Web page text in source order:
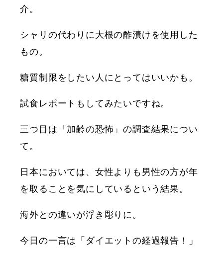
介。
シャリの代わりに大根の酢漬けを使用した
もの。
糖質制限をしたい人にとってはいいかも。
試食レポートもしてみたいですね。
三つ目は「加齢の恐怖」の調査結果につい
て。
日本においては、女性よりも男性の方が年
を取ることを気にしているという結果。
海外との違いが浮き彫りに。
今日の一言は「ダイエットの経過報告！」